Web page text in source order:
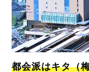
都会派はキタ（